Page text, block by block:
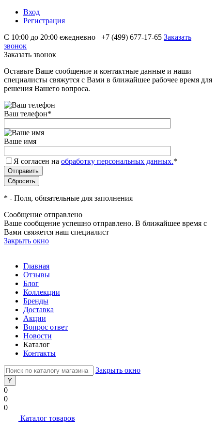
Вход
Регистрация
С 10:00 до 20:00 ежедневно
+7 (499) 677-17-65 Заказать
звонок
Заказать звонок
Оставьте Ваше сообщение и контактные данные и наши
специалисты свяжутся с Вами в ближайшее рабочее время для
решения Вашего вопроса.
Ваш телефон*
Ваше имя
Я согласен на обработку персональных данных.*
* - Поля, обязательные для заполнения
Сообщение отправлено
Ваше сообщение успешно отправлено. В ближайшее время с
Вами свяжется наш специалист
Закрыть окно
Главная
Отзывы
Блог
Коллекции
Бренды
Доставка
Акции
Вопрос ответ
Новости
Каталог
Контакты
Закрыть окно
0
0
0
Каталог товаров